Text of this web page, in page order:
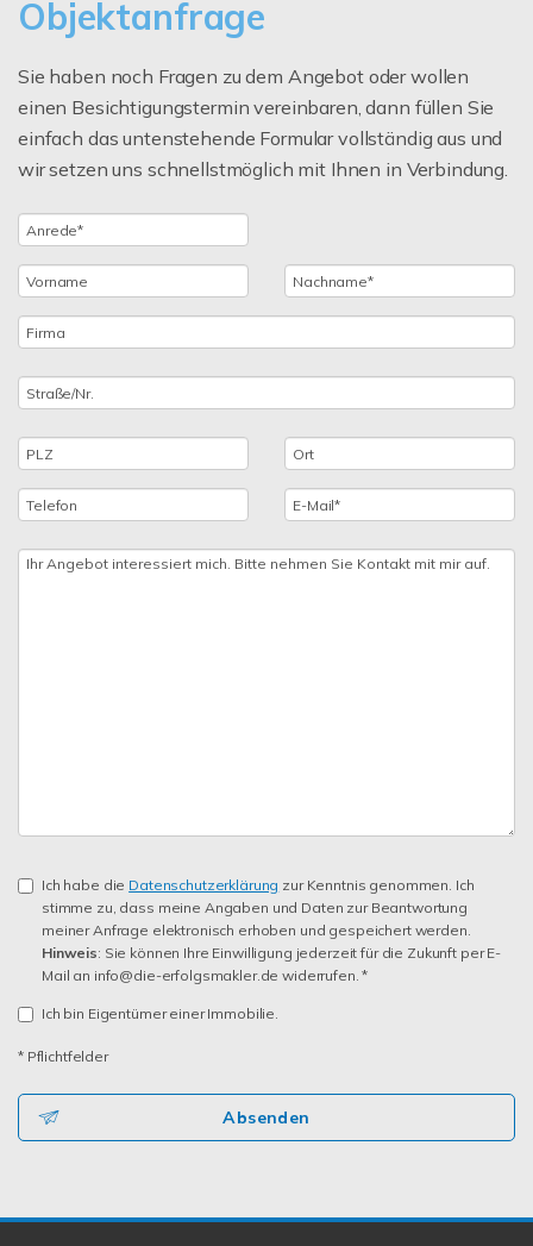
Objektanfrage
Sie haben noch Fragen zu dem Angebot oder wollen
einen Besichtigungstermin vereinbaren, dann füllen Sie
einfach das untenstehende Formular vollständig aus und
wir setzen uns schnellstmöglich mit Ihnen in Verbindung.
Ich habe die Datenschutzerklärung zur Kenntnis genommen. Ich
stimme zu, dass meine Angaben und Daten zur Beantwortung
meiner Anfrage elektronisch erhoben und gespeichert werden.
Hinweis: Sie können Ihre Einwilligung jederzeit für die Zukunft per E-
Mail an info@die-erfolgsmakler.de widerrufen. *
Ich bin Eigentümer einer Immobilie.
* Pflichtfelder
Absenden